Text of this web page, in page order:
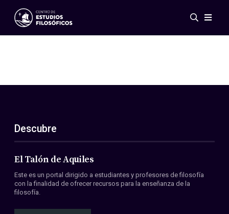
Eventos
ES
EN
Acerca de nosotros
Miembros
Convenios
Descubre
El Talón de Aquiles
Este es un portal dirigido a estudiantes y profesores de filosofía
con la finalidad de ofrecer recursos para la enseñanza de la
filosofía.